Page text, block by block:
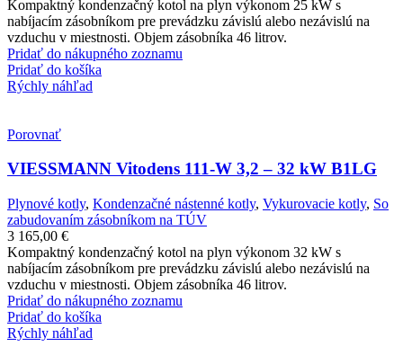
Kompaktný kondenzačný kotol na plyn výkonom 25 kW s
nabíjacím zásobníkom pre prevádzku závislú alebo nezávislú na
vzduchu v miestnosti. Objem zásobníka 46 litrov.
Pridať do nákupného zoznamu
Pridať do košíka
Rýchly náhľad
Porovnať
VIESSMANN Vitodens 111-W 3,2 – 32 kW B1LG
Plynové kotly, Kondenzačné nástenné kotly, Vykurovacie kotly, So
zabudovaním zásobníkom na TÚV
3 165,00 €
Kompaktný kondenzačný kotol na plyn výkonom 32 kW s
nabíjacím zásobníkom pre prevádzku závislú alebo nezávislú na
vzduchu v miestnosti. Objem zásobníka 46 litrov.
Pridať do nákupného zoznamu
Pridať do košíka
Rýchly náhľad